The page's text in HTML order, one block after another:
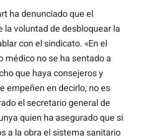
ha denunciado que el
la voluntad de desbloquear la
con el sindicato. «En el
médico no se ha sentado a
que haya consejeros y
empeñen en decirlo, no es
el secretario general de
quien ha asegurado que si
a la obra el sistema sanitario